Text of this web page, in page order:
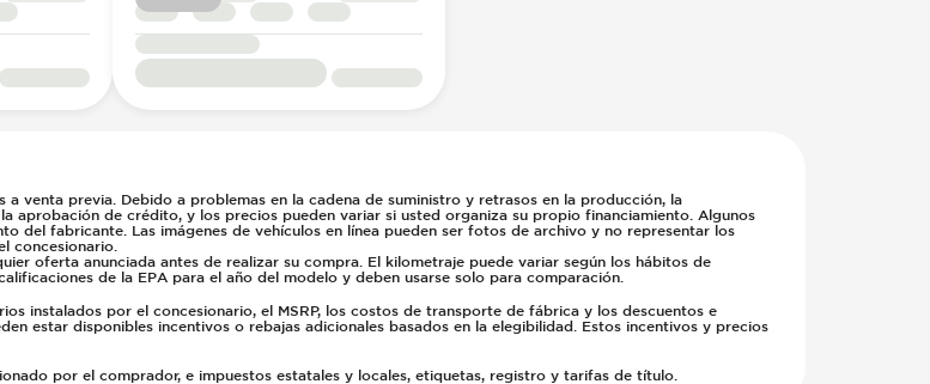
venta previa. Debido a problemas en la cadena de suministro y retrasos en la producción, la
aprobación de crédito, y los precios pueden variar si usted organiza su propio financiamiento. Algunos
del fabricante. Las imágenes de vehículos en línea pueden ser fotos de archivo y no representar los
concesionario.
oferta anunciada antes de realizar su compra. El kilometraje puede variar según los hábitos de
de la EPA para el año del modelo y deben usarse solo para comparación.
instalados por el concesionario, el MSRP, los costos de transporte de fábrica y los descuentos e
estar disponibles incentivos o rebajas adicionales basados en la elegibilidad. Estos incentivos y precios
por el comprador, e impuestos estatales y locales, etiquetas, registro y tarifas de título.